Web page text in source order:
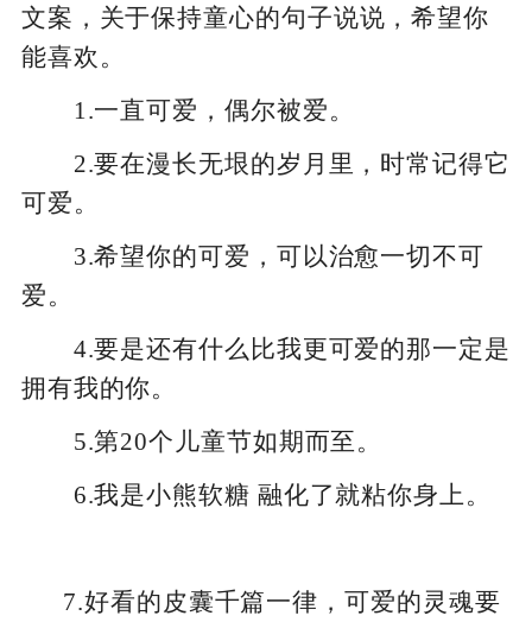
文案，关于保持童心的句子说说，希望你
能喜欢。
1.一直可爱，偶尔被爱。
2.要在漫长无垠的岁月里，时常记得它
可爱。
3.希望你的可爱，可以治愈一切不可
爱。
4.要是还有什么比我更可爱的那一定是
拥有我的你。
5.第20个儿童节如期而至。
6.我是小熊软糖 融化了就粘你身上。
7.好看的皮囊千篇一律，可爱的灵魂要